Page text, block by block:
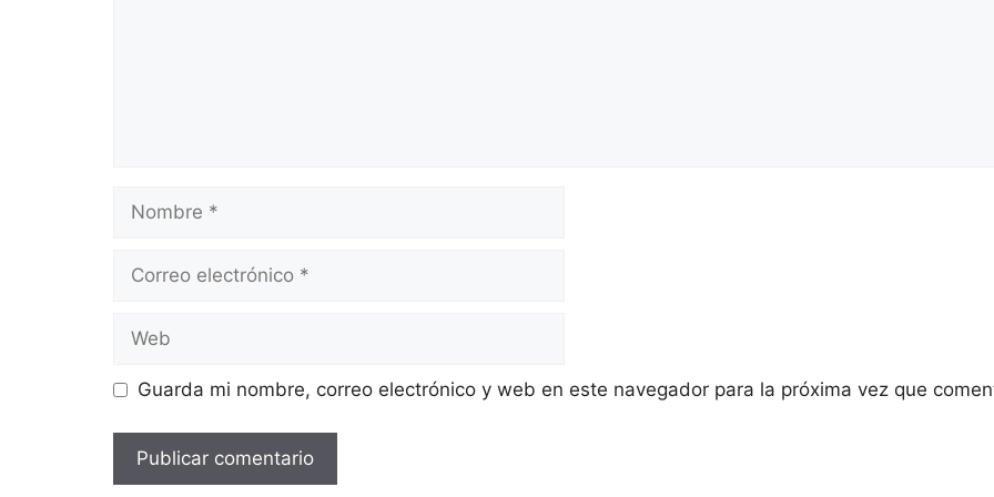
Guarda mi nombre, correo electrónico y web en este navegador para la próxima vez que